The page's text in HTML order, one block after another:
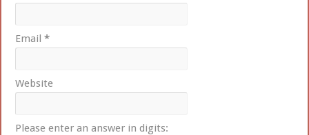
Email*
Website
Please enter an answer in digits: